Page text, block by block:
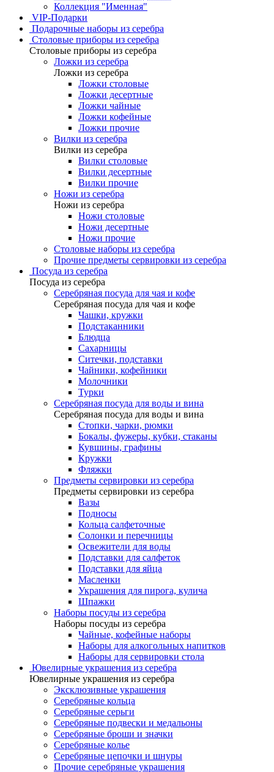
Коллекция "Именная"
VIP-Подарки
Подарочные наборы из серебра
Столовые приборы из серебра
Столовые приборы из серебра
Ложки из серебра
Ложки из серебра
Ложки столовые
Ложки десертные
Ложки чайные
Ложки кофейные
Ложки прочие
Вилки из серебра
Вилки из серебра
Вилки столовые
Вилки десертные
Вилки прочие
Ножи из серебра
Ножи из серебра
Ножи столовые
Ножи десертные
Ножи прочие
Столовые наборы из серебра
Прочие предметы сервировки из серебра
Посуда из серебра
Посуда из серебра
Серебряная посуда для чая и кофе
Серебряная посуда для чая и кофе
Чашки, кружки
Подстаканники
Блюдца
Сахарницы
Ситечки, подставки
Чайники, кофейники
Молочники
Турки
Серебряная посуда для воды и вина
Серебряная посуда для воды и вина
Стопки, чарки, рюмки
Бокалы, фужеры, кубки, стаканы
Кувшины, графины
Кружки
Фляжки
Предметы сервировки из серебра
Предметы сервировки из серебра
Вазы
Подносы
Кольца салфеточные
Солонки и перечницы
Освежители для воды
Подставки для салфеток
Подставки для яйца
Масленки
Украшения для пирога, кулича
Шпажки
Наборы посуды из серебра
Наборы посуды из серебра
Чайные, кофейные наборы
Наборы для алкогольных напитков
Наборы для сервировки стола
Ювелирные украшения из серебра
Ювелирные украшения из серебра
Эксклюзивные украшения
Серебряные кольца
Серебряные серьги
Серебряные подвески и медальоны
Серебряные броши и значки
Серебряные колье
Серебряные цепочки и шнуры
Прочие серебряные украшения